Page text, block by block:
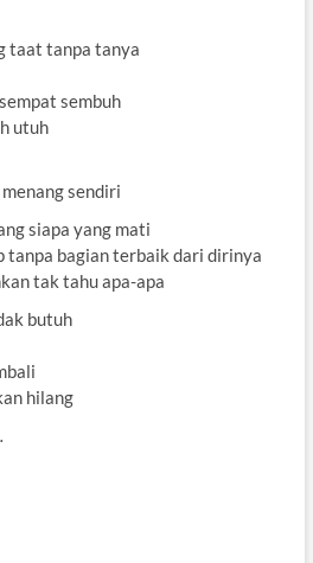
taat tanpa tanya
sembuh
utuh
sendiri
siapa yang mati
tanpa bagian terbaik dari dirinya
tak tahu apa-apa
butuh
hilang